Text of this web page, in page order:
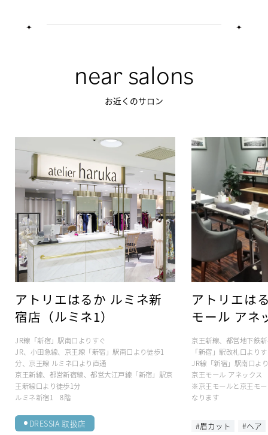
near salons
お近くのサロン
アトリエはるか ルミネ新
宿店（ルミネ1）
JR線「新宿」駅南口よりすぐ
JR、小田急線、京王線「新宿」駅南口より徒歩1
分、京王線 ルミネ口より直通
京王新線、都営新宿線、都営大江戸線「新宿」駅京
王新線口より徒歩1分
ルミネ新宿1 8階
DRESSIA 取扱店
アトリエは
モール アネ
京王新線、都営地下鉄
「新宿」駅改札口より
JR線「新宿」駅南口よ
京王モール アネックス
※京王モールと京王モ
なります
#眉カット
#ヘア